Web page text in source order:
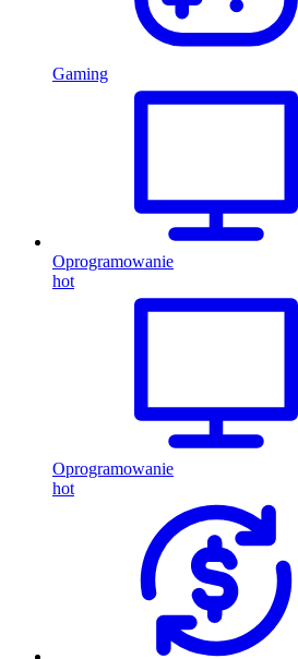
Gaming
Oprogramowanie
hot
Oprogramowanie
hot